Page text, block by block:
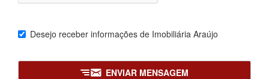
Desejo receber informações de Imobiliária Araújo
ENVIAR MENSAGEM